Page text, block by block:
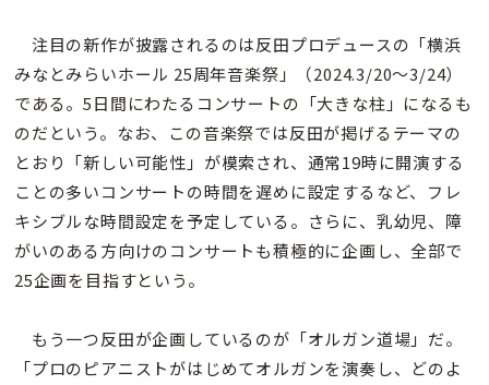
注目の新作が披露されるのは反田プロデュースの「横浜
みなとみらいホール 25周年音楽祭」（2024.3/20～3/24）
である。5日間にわたるコンサートの「大きな柱」になるも
のだという。なお、この音楽祭では反田が掲げるテーマの
とおり「新しい可能性」が模索され、通常19時に開演する
ことの多いコンサートの時間を遅めに設定するなど、フレ
キシブルな時間設定を予定している。さらに、乳幼児、障
がいのある方向けのコンサートも積極的に企画し、全部で
25企画を目指すという。
もう一つ反田が企画しているのが「オルガン道場」だ。
「プロのピアニストがはじめてオルガンを演奏し、どのよ